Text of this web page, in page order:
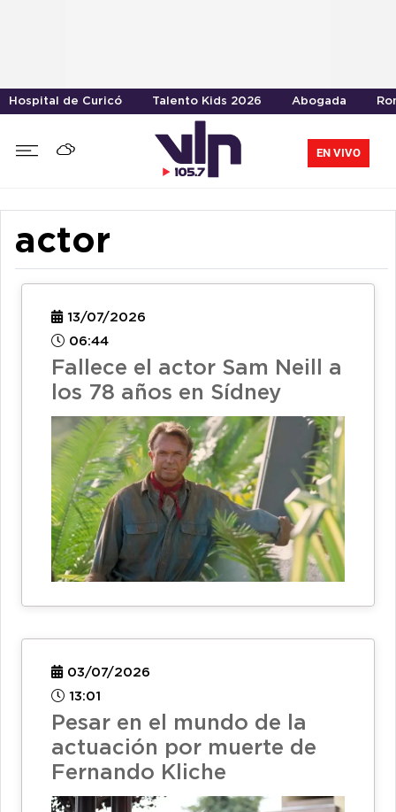
Hospital de Curicó Talento Kids 2026 Abogada
EN VIVO
actor
13/07/2026
06:44
Fallece el actor Sam Neill a
los 78 años en Sídney
03/07/2026
13:01
Pesar en el mundo de la
actuación por muerte de
Fernando Kliche